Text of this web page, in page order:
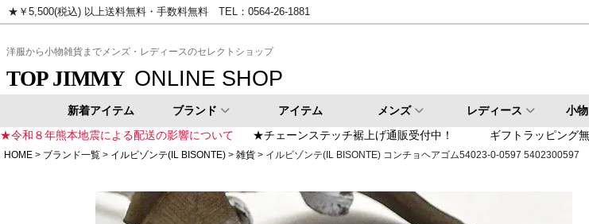
★￥5,500(税込) 以上送料無料・手数料無料 TEL：0564-26-1881
洋服から小物雑貨までメンズ・レディースのセレクトショップ
TOP JIMMY ONLINE SHOP
新着アイテム ブランド アイテム メンズ レディース 小
ピンク
イエロー ゴールド
★令和８年熊本地震による配送の影響について ★チェーンステッチ裾上げ通販受付中！ ギフトラッピング
HOME ブランド一覧 イルビゾンテ(IL BISONTE) 雑貨 イルビゾンテ(IL BISONTE) コンチョヘアゴム54023-0-0597 5402300597